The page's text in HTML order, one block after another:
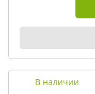
В наличии